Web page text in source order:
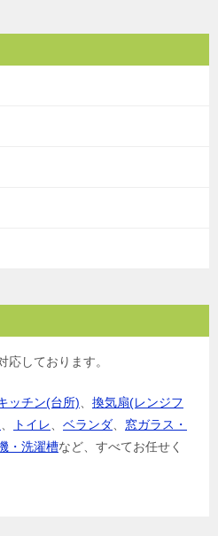
応しております。
ッチン(台所)
換気扇(レンジフ
トイレ ベランダ
窓ガラス・
・洗濯槽など、すべてお任せく